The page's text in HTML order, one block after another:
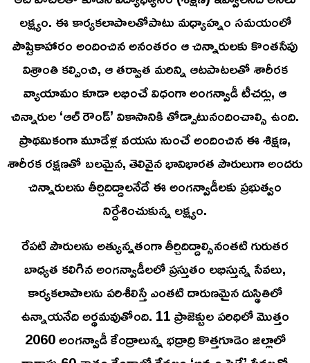
లక్ష్యం. ఈ కార్యకలాపాలతోపాటు మధ్యాహ్నం సమయంలో
పౌష్టికాహారం అందించిన అనంతరం ఆ చిన్నారులకు కొంతసేపు
విశ్రాంతి కల్పించి, ఆ తర్వాత మరిన్ని ఆటపాటలతో శారీరక
వ్యాయామం కూడా లభించే విధంగా అంగన్వాడీ టీచర్లు, ఆ
చిన్నారుల ‘ఆల్ రౌండ్’ వికాసానికి తోడ్పాటునందించాల్సి ఉంది.
ప్రాథమికంగా మూడేళ్ల వయసు నుంచే అందించిన ఈ శిక్షణ,
శారీరక రక్షణతో బలమైన, తెలివైన భావిభారత పౌరులుగా అందరు
చిన్నారులను తీర్చిదిద్దాలనేదే ఈ అంగన్వాడీలకు ప్రభుత్వం
నిర్దేశించుకున్న లక్ష్యం.
రేపటి పౌరులను అత్యున్నతంగా తీర్చిదిద్దాల్సినంతటి గురుతర
బాధ్యత కలిగిన అంగన్వాడీలలో ప్రస్తుతం లభిస్తున్న సేవలు,
కార్యకలాపాలను పరిశీలిస్తే ఎంతటి దారుణమైన దుస్థితిలో
ఉన్నాయనేది అర్థమవుతోంది. 11 ప్రాజెక్టుల పరిధిలో మొత్తం
2060 అంగన్వాడీ కేంద్రాలున్న భద్రాద్రి కొత్తగూడెం జిల్లాలో